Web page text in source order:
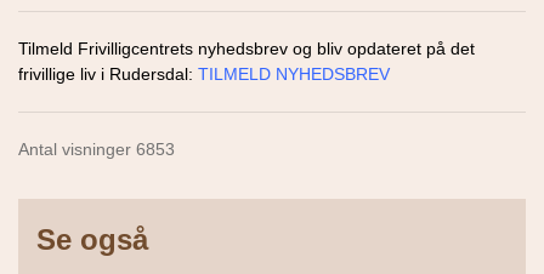
Tilmeld Frivilligcentrets nyhedsbrev og bliv opdateret på det
frivillige liv i Rudersdal: TILMELD NYHEDSBREV
Antal visninger 6853
Se også